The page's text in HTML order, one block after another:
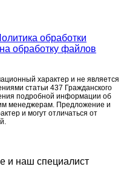
обработки
обработку файлов
характер и не является
статьи 437 Гражданского
подробной информации об
менеджерам. Предложение и
и могут отличаться от
и наш специалист